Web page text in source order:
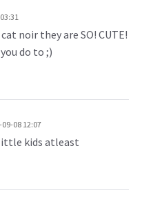
noir they are SO! CUTE!
do to ;)
08 12:07
kids atleast